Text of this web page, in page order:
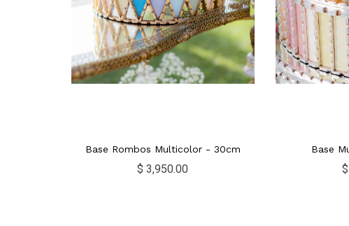
Base Rombos Multicolor - 30cm
$ 3,950.00
Base